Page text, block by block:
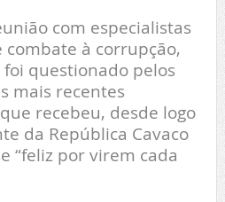
com especialistas
combate à corrupção,
foi questionado pelos
mais recentes
recebeu, desde logo
da República Cavaco
“feliz por virem cada